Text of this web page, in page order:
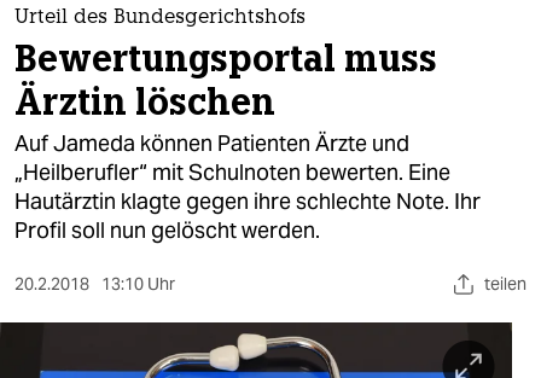
themen
politik
öko
gesellschaft
kultur
sport
Urteil des Bundesgerichtshofs
Bewertungsportal muss
Ärztin löschen
Auf Jameda können Patienten Ärzte und
„Heilberufler“ mit Schulnoten bewerten. Eine
Hautärztin klagte gegen ihre schlechte Note. Ihr
Profil soll nun gelöscht werden.
20.2.2018 13:10 Uhr teilen